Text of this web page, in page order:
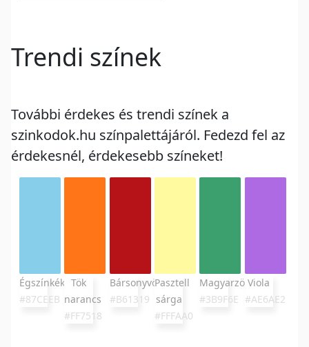
Trendi színek
További érdekes és trendi színek a
szinkodok.hu színpalettájáról. Fedezd fel az
érdekesnél, érdekesebb színeket!
Égszínkék
#87CEEB
Tök
narancs
#FF7518
Bársonyvörös
#B61319
Pasztell
sárga
#FFFAA0
Magyarzöld
#3B9F6E
Viola
#AE6AE2